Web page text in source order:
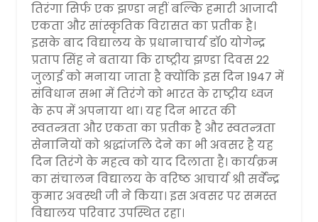
तिरंगा सिर्फ एक झण्डा नहीं बल्कि हमारी आजादी
एकता और सांस्कृतिक विरासत का प्रतीक है।
इसके बाद विद्यालय के प्रधानाचार्य डॉ0 योगेन्द्र
प्रताप सिंह ने बताया कि राष्ट्रीय झण्डा दिवस 22
जुलाई को मनाया जाता है क्योंकि इस दिन 1947 में
संविधान सभा में तिरंगे को भारत के राष्ट्रीय ध्वज
के रूप में अपनाया था। यह दिन भारत की
स्वतन्त्रता और एकता का प्रतीक है और स्वतन्त्रता
सेनानियों को श्रद्धांजलि देने का भी अवसर है यह
दिन तिरंगे के महत्व को याद दिलाता है। कार्यक्रम
का संचालन विद्यालय के वरिष्ठ आचार्य श्री सर्वेन्द्र
कुमार अवस्थी जी ने किया। इस अवसर पर समस्त
विद्यालय परिवार उपस्थित रहा।